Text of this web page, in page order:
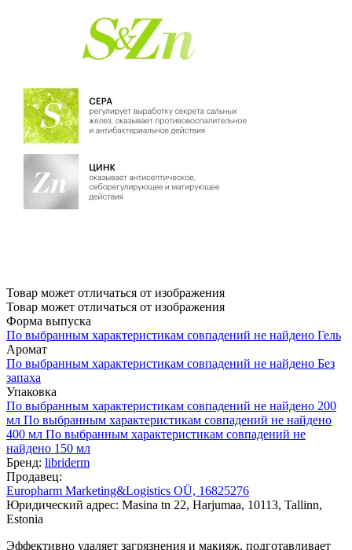
Товар может отличаться от изображения
Товар может отличаться от изображения
Форма выпуска
По выбранным характеристикам совпадений не найдено Гель
Аромат
По выбранным характеристикам совпадений не найдено Без
запаха
Упаковка
По выбранным характеристикам совпадений не найдено 200
мл По выбранным характеристикам совпадений не найдено
400 мл По выбранным характеристикам совпадений не
найдено 150 мл
Бренд: libriderm
Продавец:
Europharm Marketing&Logistics OÜ, 16825276
Юридический адрес: Masina tn 22, Harjumaa, 10113, Tallinn,
Estonia
Эффективно удаляет загрязнения и макияж, подготавливает